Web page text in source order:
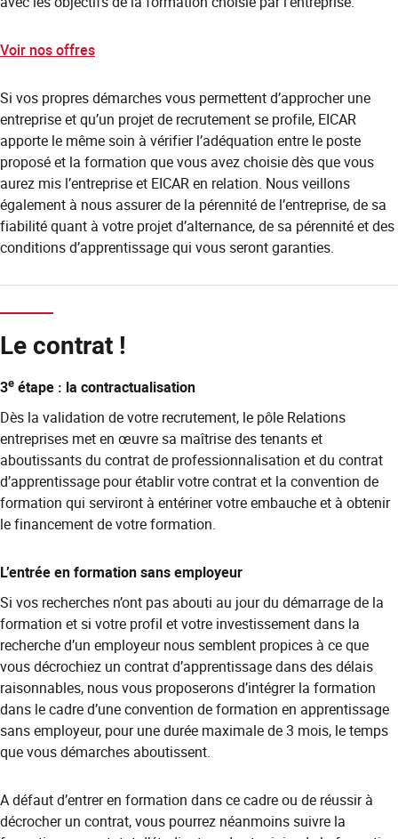
Voir nos offres
Si vos propres démarches vous permettent d’approcher une
entreprise et qu’un projet de recrutement se profile, EICAR
apporte le même soin à vérifier l’adéquation entre le poste
proposé et la formation que vous avez choisie dès que vous
aurez mis l’entreprise et EICAR en relation. Nous veillons
également à nous assurer de la pérennité de l’entreprise, de sa
fiabilité quant à votre projet d’alternance, de sa pérennité et des
conditions d’apprentissage qui vous seront garanties.
Le contrat !
3e étape : la contractualisation
Dès la validation de votre recrutement, le pôle Relations
entreprises met en œuvre sa maîtrise des tenants et
aboutissants du contrat de professionnalisation et du contrat
d’apprentissage pour établir votre contrat et la convention de
formation qui serviront à entériner votre embauche et à obtenir
le financement de votre formation.
L’entrée en formation sans employeur
Si vos recherches n’ont pas abouti au jour du démarrage de la
formation et si votre profil et votre investissement dans la
recherche d’un employeur nous semblent propices à ce que
vous décrochiez un contrat d’apprentissage dans des délais
raisonnables, nous vous proposerons d’intégrer la formation
dans le cadre d’une convention de formation en apprentissage
sans employeur, pour une durée maximale de 3 mois, le temps
que vous démarches aboutissent.
A défaut d’entrer en formation dans ce cadre ou de réussir à
décrocher un contrat, vous pourrez néanmoins suivre la